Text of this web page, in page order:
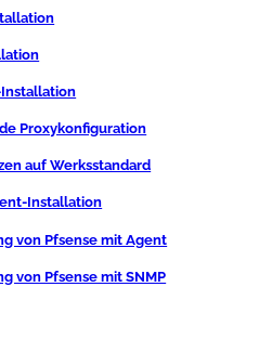
Installation
Proxykonfiguration
auf Werksstandard
Installation
von Pfsense mit Agent
von Pfsense mit SNMP